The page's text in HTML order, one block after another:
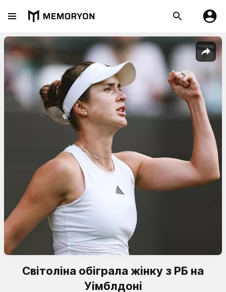
Світоліна обіграла жінку з РБ на
Уімблдоні